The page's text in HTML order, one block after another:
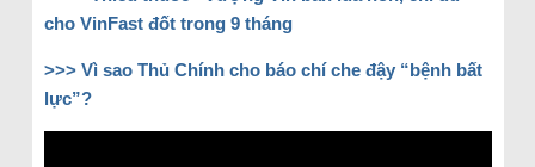
cho VinFast đốt trong 9 tháng
>>> Vì sao Thủ Chính cho báo chí che đậy “bệnh bất
lực”?